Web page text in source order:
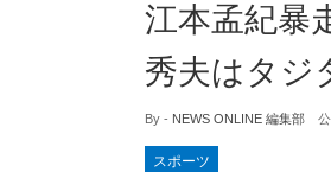
江本孟紀暴
秀夫はタジ
By - NEWS ONLINE 編集部 公
スポーツ